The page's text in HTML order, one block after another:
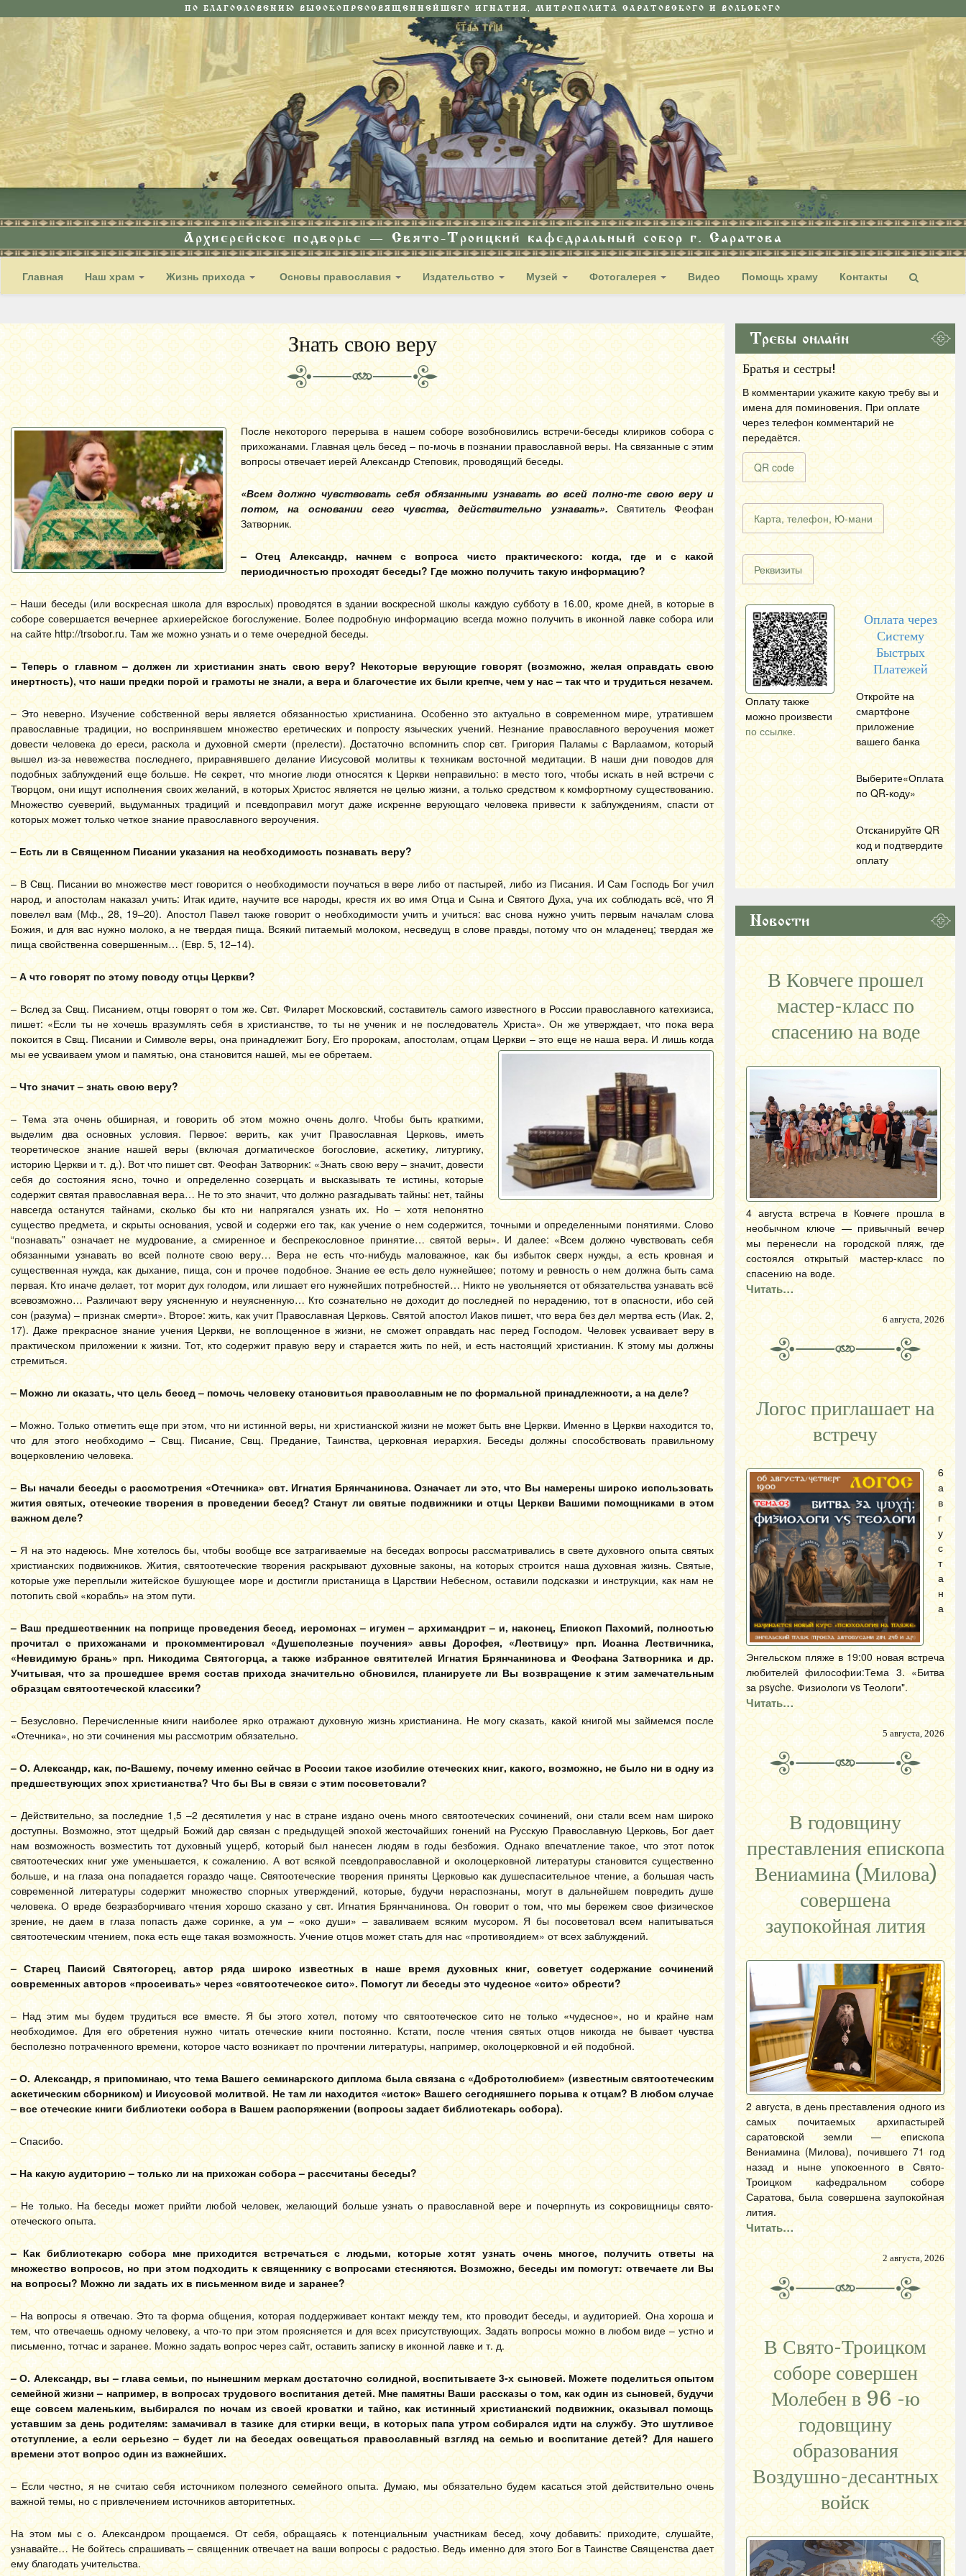
ПО БЛАГОСЛОВЕНИЮ ВЫСОКОПРЕОСВЯЩЕННЕЙШЕГО ИГНАТИЯ, МИТРОПОЛИТА САРАТОВСКОГО И ВОЛЬСКОГО
Архиерейское подворье — Свято-Троицкий кафедральный собор г. Саратова
Главная Наш храм Жизнь прихода Основы православия Издательство Музей Фотогалерея Видео Помощь храму Контакты
Знать свою веру
После некоторого перерыва в нашем соборе возобновились встречи-беседы клириков собора с
прихожанами. Главная цель бесед – по-мочь в познании православной веры. На связанные с этим
вопросы отвечает иерей Александр Степовик, проводящий беседы.
«Всем должно чувствовать себя обязанными узнавать во всей полно-те свою веру и
потом, на основании сего чувства, действительно узнавать». Святитель Феофан
Затворник.
– Отец Александр, начнем с вопроса чисто практического: когда, где и с какой
периодичностью проходят беседы? Где можно получить такую информацию?
– Наши беседы (или воскресная школа для взрослых) проводятся в здании воскресной школы каждую субботу в 16.00, кроме дней, в которые в
соборе совершается вечернее архиерейское богослужение. Более подробную информацию всегда можно получить в иконной лавке собора или
на сайте http://trsobor.ru. Там же можно узнать и о теме очередной беседы.
– Теперь о главном – должен ли христианин знать свою веру? Некоторые верующие говорят (возможно, желая оправдать свою
инертность), что наши предки порой и грамоты не знали, а вера и благочестие их были крепче, чем у нас – так что и трудиться незачем.
– Это неверно. Изучение собственной веры является обязанностью христианина. Особенно это актуально в современном мире, утратившем
православные традиции, но воспринявшем множество еретических и попросту языческих учений. Незнание православного вероучения может
довести человека до ереси, раскола и духовной смерти (прелести). Достаточно вспомнить спор свт. Григория Паламы с Варлаамом, который
вышел из-за невежества последнего, приравнявшего делание Иисусовой молитвы к техникам восточной медитации. В наши дни поводов для
подобных заблуждений еще больше. Не секрет, что многие люди относятся к Церкви неправильно: в место того, чтобы искать в ней встречи с
Творцом, они ищут исполнения своих желаний, в которых Христос является не целью жизни, а только средством к комфортному существованию.
Множество суеверий, выдуманных традиций и псевдоправил могут даже искренне верующаго человека привести к заблуждениям, спасти от
которых может только четкое знание православного вероучения.
– Есть ли в Священном Писании указания на необходимость познавать веру?
– В Свщ. Писании во множестве мест говорится о необходимости поучаться в вере либо от пастырей, либо из Писания. И Сам Господь Бог учил
народ, и апостолам наказал учить: Итак идите, научите все народы, крестя их во имя Отца и Сына и Святого Духа, уча их соблюдать всё, что Я
повелел вам (Мф., 28, 19–20). Апостол Павел также говорит о необходимости учить и учиться: вас снова нужно учить первым началам слова
Божия, и для вас нужно молоко, а не твердая пища. Всякий питаемый молоком, несведущ в слове правды, потому что он младенец; твердая же
пища свойственна совершенным… (Евр. 5, 12–14).
– А что говорят по этому поводу отцы Церкви?
– Вслед за Свщ. Писанием, отцы говорят о том же. Свт. Филарет Московский, составитель самого известного в России православного катехизиса,
пишет: «Если ты не хочешь вразумлять себя в христианстве, то ты не ученик и не последователь Христа». Он же утверждает, что пока вера
покоится в Свщ. Писании и Символе веры, она принадлежит Богу, Его пророкам, апостолам, отцам Церкви – это еще не наша вера. И лишь когда
мы ее усваиваем умом и памятью, она становится нашей, мы ее обретаем.
– Что значит – знать свою веру?
– Тема эта очень обширная, и говорить об этом можно очень долго. Чтобы быть краткими,
выделим два основных условия. Первое: верить, как учит Православная Церковь, иметь
теоретическое знание нашей веры (включая догматическое богословие, аскетику, литургику,
историю Церкви и т. д.). Вот что пишет свт. Феофан Затворник: «Знать свою веру – значит, довести
себя до состояния ясно, точно и определенно созерцать и высказывать те истины, которые
содержит святая православная вера… Не то это значит, что должно разгадывать тайны: нет, тайны
навсегда останутся тайнами, сколько бы кто ни напрягался узнать их. Но – хотя непонятно
существо предмета, и скрыты основания, усвой и содержи его так, как учение о нем содержится, точными и определенными понятиями. Слово
“познавать” означает не мудрование, а смиренное и беспрекословное принятие… святой веры». И далее: «Всем должно чувствовать себя
обязанными узнавать во всей полноте свою веру… Вера не есть что-нибудь маловажное, как бы избыток сверх нужды, а есть кровная и
существенная нужда, как дыхание, пища, сон и прочее подобное. Знание ее есть дело нужнейшее; потому и ревность о нем должна быть сама
первая. Кто иначе делает, тот морит дух голодом, или лишает его нужнейших потребностей… Никто не увольняется от обязательства узнавать всё
всевозможно… Различают веру уясненную и неуясненную… Кто сознательно не доходит до последней по нерадению, тот в опасности, ибо сей
сон (разума) – признак смерти». Второе: жить, как учит Православная Церковь. Святой апостол Иаков пишет, что вера без дел мертва есть (Иак. 2,
17). Даже прекрасное знание учения Церкви, не воплощенное в жизни, не сможет оправдать нас перед Господом. Человек усваивает веру в
практическом приложении к жизни. Тот, кто содержит правую веру и старается жить по ней, и есть настоящий христианин. К этому мы должны
стремиться.
– Можно ли сказать, что цель бесед – помочь человеку становиться православным не по формальной принадлежности, а на деле?
– Можно. Только отметить еще при этом, что ни истинной веры, ни христианской жизни не может быть вне Церкви. Именно в Церкви находится то,
что для этого необходимо – Свщ. Писание, Свщ. Предание, Таинства, церковная иерархия. Беседы должны способствовать правильному
воцерковлению человека.
– Вы начали беседы с рассмотрения «Отечника» свт. Игнатия Брянчанинова. Означает ли это, что Вы намерены широко использовать
жития святых, отеческие творения в проведении бесед? Станут ли святые подвижники и отцы Церкви Вашими помощниками в этом
важном деле?
– Я на это надеюсь. Мне хотелось бы, чтобы вообще все затрагиваемые на беседах вопросы рассматривались в свете духовного опыта святых
христианских подвижников. Жития, святоотеческие творения раскрывают духовные законы, на которых строится наша духовная жизнь. Святые,
которые уже переплыли житейское бушующее море и достигли пристанища в Царствии Небесном, оставили подсказки и инструкции, как нам не
потопить свой «корабль» на этом пути.
– Ваш предшественник на поприще проведения бесед, иеромонах – игумен – архимандрит – и, наконец, Епископ Пахомий, полностью
прочитал с прихожанами и прокомментировал «Душеполезные поучения» аввы Дорофея, «Лествицу» прп. Иоанна Лествичника,
«Невидимую брань» прп. Никодима Святогорца, а также избранное святителей Игнатия Брянчанинова и Феофана Затворника и др.
Учитывая, что за прошедшее время состав прихода значительно обновился, планируете ли Вы возвращение к этим замечательным
образцам святоотеческой классики?
– Безусловно. Перечисленные книги наиболее ярко отражают духовную жизнь христианина. Не могу сказать, какой книгой мы займемся после
«Отечника», но эти сочинения мы рассмотрим обязательно.
– О. Александр, как, по-Вашему, почему именно сейчас в России такое изобилие отеческих книг, какого, возможно, не было ни в одну из
предшествующих эпох христианства? Что бы Вы в связи с этим посоветовали?
– Действительно, за последние 1,5 –2 десятилетия у нас в стране издано очень много святоотеческих сочинений, они стали всем нам широко
доступны. Возможно, этот щедрый Божий дар связан с предыдущей эпохой жесточайших гонений на Русскую Православную Церковь, Бог дает
нам возможность возместить тот духовный ущерб, который был нанесен людям в годы безбожия. Однако впечатление такое, что этот поток
святоотеческих книг уже уменьшается, к сожалению. А вот всякой псевдоправославной и околоцерковной литературы становится существенно
больше, и на глаза она попадается гораздо чаще. Святоотеческие творения приняты Церковью как душеспасительное чтение, а большая часть
современной литературы содержит множество спорных утверждений, которые, будучи нераспознаны, могут в дальнейшем повредить душе
человека. О вреде безразборчиваго чтения хорошо сказано у свт. Игнатия Брянчанинова. Он говорит о том, что мы бережем свое физическое
зрение, не даем в глаза попасть даже соринке, а ум – «око души» – заваливаем всяким мусором. Я бы посоветовал всем напитываться
святоотеческим чтением, пока есть еще такая возможность. Учение отцов может стать для нас «противоядием» от всех заблуждений.
– Старец Паисий Святогорец, автор ряда широко известных в наше время духовных книг, советует содержание сочинений
современных авторов «просеивать» через «святоотеческое сито». Помогут ли беседы это чудесное «сито» обрести?
– Над этим мы будем трудиться все вместе. Я бы этого хотел, потому что святоотеческое сито не только «чудесное», но и крайне нам
необходимое. Для его обретения нужно читать отеческие книги постоянно. Кстати, после чтения святых отцов никогда не бывает чувства
бесполезно потраченного времени, которое часто возникает по прочтении литературы, например, околоцерковной и ей подобной.
– О. Александр, я припоминаю, что тема Вашего семинарского диплома была связана с «Добротолюбием» (известным святоотеческим
аскетическим сборником) и Иисусовой молитвой. Не там ли находится «исток» Вашего сегодняшнего порыва к отцам? В любом случае
– все отеческие книги библиотеки собора в Вашем распоряжении (вопросы задает библиотекарь собора).
– Спасибо.
– На какую аудиторию – только ли на прихожан собора – рассчитаны беседы?
– Не только. На беседы может прийти любой человек, желающий больше узнать о православной вере и почерпнуть из сокровищницы свято-
отеческого опыта.
– Как библиотекарю собора мне приходится встречаться с людьми, которые хотят узнать очень многое, получить ответы на
множество вопросов, но при этом подходить к священнику с вопросами стесняются. Возможно, беседы им помогут: отвечаете ли Вы
на вопросы? Можно ли задать их в письменном виде и заранее?
– На вопросы я отвечаю. Это та форма общения, которая поддерживает контакт между тем, кто проводит беседы, и аудиторией. Она хороша и
тем, что отвечаешь одному человеку, а что-то при этом проясняется и для всех присутствующих. Задать вопросы можно в любом виде – устно и
письменно, тотчас и заранее. Можно задать вопрос через сайт, оставить записку в иконной лавке и т. д.
– О. Александр, вы – глава семьи, по нынешним меркам достаточно солидной, воспитываете 3-х сыновей. Можете поделиться опытом
семейной жизни – например, в вопросах трудового воспитания детей. Мне памятны Ваши рассказы о том, как один из сыновей, будучи
еще совсем маленьким, выбирался по ночам из своей кроватки и тайно, как истинный христианский подвижник, оказывал помощь
уставшим за день родителям: замачивал в тазике для стирки вещи, в которых папа утром собирался идти на службу. Это шутливое
отступление, а если серьезно – будет ли на беседах освещаться православный взгляд на семью и воспитание детей? Для нашего
времени этот вопрос один из важнейших.
– Если честно, я не считаю себя источником полезного семейного опыта. Думаю, мы обязательно будем касаться этой действительно очень
важной темы, но с привлечением источников авторитетных.
На этом мы с о. Александром прощаемся. От себя, обращаясь к потенциальным участникам бесед, хочу добавить: приходите, слушайте,
узнавайте… Не бойтесь спрашивать – священник отвечает на ваши вопросы с радостью. Ведь именно для этого Бог в Таинстве Священства дает
ему благодать учительства.
Требы онлайн
Братья и сестры!
В комментарии укажите какую требу вы и
имена для поминовения. При оплате
через телефон комментарий не
передаётся.
QR code
Карта, телефон, Ю-мани
Реквизиты
Оплату также
можно произвести
по ссылке.
Оплата через
Систему
Быстрых
Платежей
Откройте на
смартфоне
приложение
вашего банка
Выберите«Оплата
по QR-коду»
Отсканируйте QR
код и подтвердите
оплату
Новости
В Ковчеге прошел
мастер-класс по
спасению на воде
4 августа встреча в Ковчеге прошла в
необычном ключе — привычный вечер
мы перенесли на городской пляж, где
состоялся открытый мастер-класс по
спасению на воде.
Читать…
6 августа, 2026
Логос приглашает на
встречу
6
а
в
г
у
с
т
а
н
а
Энгельском пляже в 19:00 новая встреча
любителей философии:Тема 3. «Битва
за psyche. Физиологи vs Теологи".
Читать…
5 августа, 2026
В годовщину
преставления епископа
Вениамина (Милова)
совершена
заупокойная лития
2 августа, в день преставления одного из
самых почитаемых архипастырей
саратовской земли — епископа
Вениамина (Милова), почившего 71 год
назад и ныне упокоенного в Свято-
Троицком кафедральном соборе
Саратова, была совершена заупокойная
лития.
Читать…
2 августа, 2026
В Свято-Троицком
соборе совершен
Молебен в 96 -ю
годовщину
образования
Воздушно-десантных
войск